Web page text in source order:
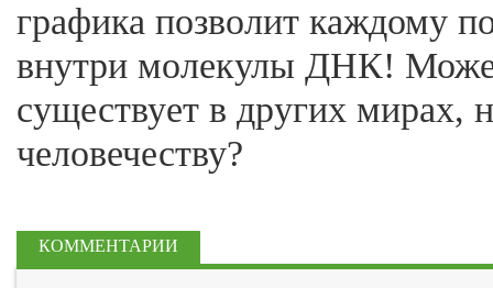
графика позволит каждому
внутри молекулы ДНК!
существует в других мирах,
человечеству?
КОММЕНТАРИИ